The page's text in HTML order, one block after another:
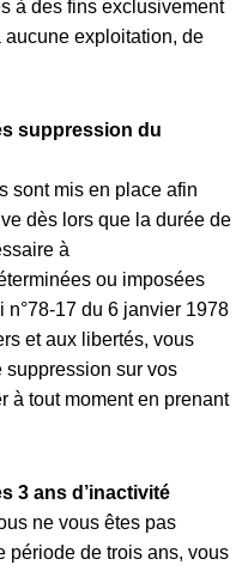
à des fins exclusivement
exploitation, de
suppression du
sont mis en place afin
dès lors que la durée de
à
ou imposées
n°78-17 du 6 janvier 1978
et aux libertés, vous
suppression sur vos
à tout moment en prenant
3 ans d’inactivité
ne vous êtes pas
période de trois ans, vous